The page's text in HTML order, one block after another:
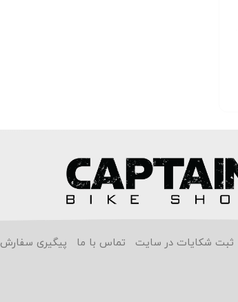
ثبت شکایات در سایت تماس با ما پیگیری سفارش